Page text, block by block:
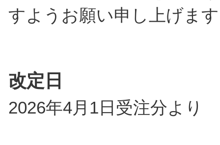
すようお願い申し上げま
改定日
2026年4月1日受注分より